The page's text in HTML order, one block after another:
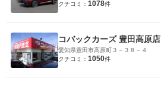
クチコミ： 1078件
コバックカーズ 豊田高原店
愛知県豊田市高原町３－３８－４
クチコミ： 1050件